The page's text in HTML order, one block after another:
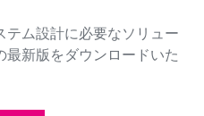
テム設計に必要なソリュー
最新版をダウンロードいた